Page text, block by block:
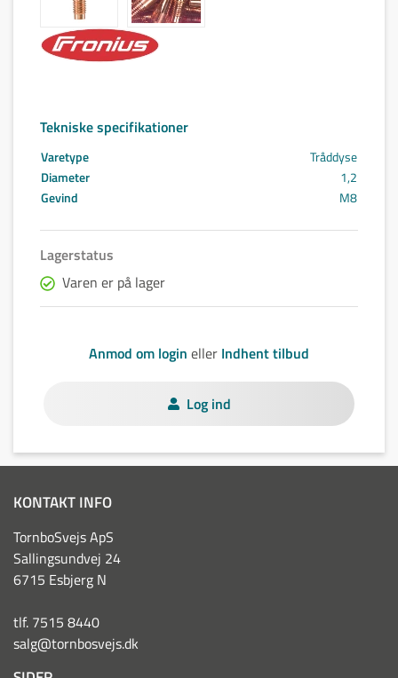
Tekniske specifikationer
Varetype
Tråddyse
Diameter
1,2
Gevind
M8
Lagerstatus
Varen er på lager
Anmod om login eller Indhent tilbud
Log ind
KONTAKT INFO
TornboSvejs ApS
Sallingsundvej 24
6715 Esbjerg N
tlf. 7515 8440
salg@tornbosvejs.dk